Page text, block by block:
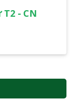
- CN